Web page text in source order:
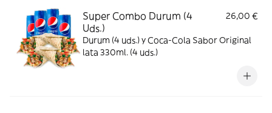
Super Combo Durum (4
Uds.)
26,00 €
Durum (4 uds.) y Coca-Cola Sabor Original
lata 330ml. (4 uds.)